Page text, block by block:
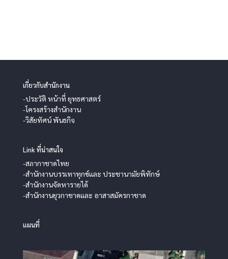
เกี่ยวกับสำนักงาน
-ประวัติ หน้าที่ ยุทธศาสตร์
-โครงสร้างสำนักงาน
-วิสัยทัศน์ พันธกิจ
Link ที่น่าสนใจ
-สภากาชาดไทย
-สำนักงานบรรเทาทุกข์และ ประชานามัยพิทักษ์
-สำนักงานจัดหารายได้
-สำนักงานยุวกาชาดและ อาสาสมัครกาชาด
แผนที่